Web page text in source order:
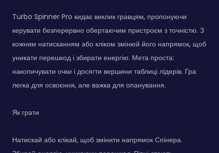
Turbo Spinner Pro кидає виклик гравцям, пропонуючи
керувати безперервно обертаючим пристроєм з точністю. З
кожним натисканням або кліком змінюй його напрямок, щоб
уникати перешкод і збирати енергію. Мета проста:
накопичувати очки і досягти вершини таблиці лідерів. Гра
легка для освоєння, але важка для опанування.
Як грати
Натискай або клікай, щоб змінити напрямок Спінера.